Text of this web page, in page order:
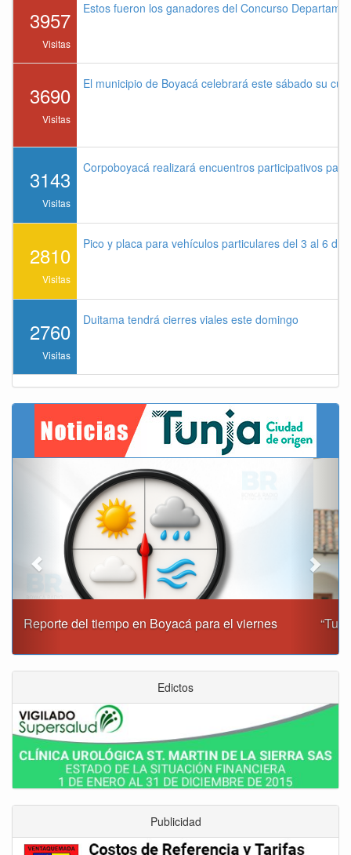
3957
Visitas
Estos fueron los ganadores del Concurso
3690
Visitas
El municipio de Boyacá celebrará este sábado su
3143
Visitas
Corpoboyacá realizará encuentros participativos
2810
Visitas
Pico y placa para vehículos particulares del 3 al 6 de
2760
Visitas
Duitama tendrá cierres viales este domingo
“Tunja nos ha dado demasiado y no podemos fallarle en
Next
Edictos
Publicidad